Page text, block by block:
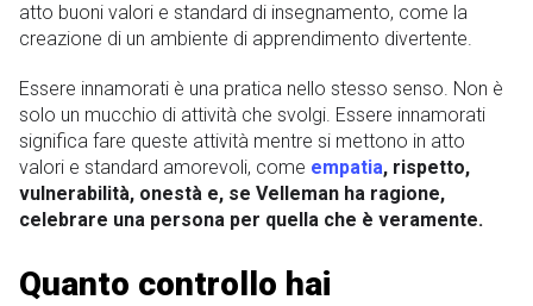
atto buoni valori e standard di insegnamento, come la
creazione di un ambiente di apprendimento divertente.
Essere innamorati è una pratica nello stesso senso. Non è
solo un mucchio di attività che svolgi. Essere innamorati
significa fare queste attività mentre si mettono in atto
valori e standard amorevoli, come empatia, rispetto,
vulnerabilità, onestà e, se Velleman ha ragione,
celebrare una persona per quella che è veramente.
Quanto controllo hai